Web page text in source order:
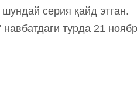
серия қайд этган.
турда 21